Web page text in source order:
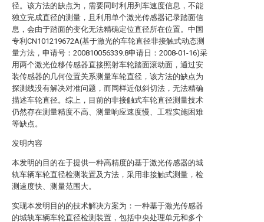
径。该方法的缺点为，需要同时利用列车速度信息，不能
独立完成直径的测量，且利用单个激光传感器记录踏面信
息，会由于踏面的变化无法精确定位直径所在位置。中国
专利CN101219672A(基于激光的车轮直径非接触式动态测
量方法，申请号：200810056339.8申请日：2008-01-16)采
用两个激光位移传感器直接照射车轮踏面滚动面，通过安
装传感器的几何位置关系测量车轮直径，该方法的缺点为
探测线没有解决对准问题，而同样近似斜切法，无法精确
描述车轮直径。综上，目前的非接触式车轮直径测量技术
仍然存在测量精度不高、测量响应速度慢、工程实施困难
等缺点。
发明内容
本发明的目的在于提供一种高精度的基于激光传感器的城
轨车辆车轮直径检测装置及方法，采用非接触式测量，检
测速度快、测量范围大。
实现本发明目的的技术解决方案为：一种基于激光传感器
的城轨车辆车轮直径检测装置，包括中央处理单元和多个